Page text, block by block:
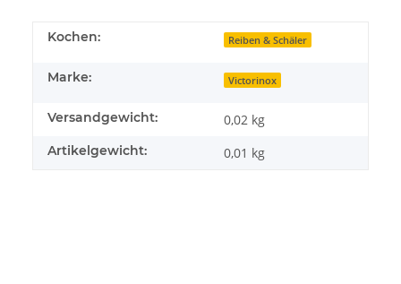
Kochen: Reiben & Schäler
Marke: Victorinox
Versandgewicht: 0,02 kg
Artikelgewicht: 0,01 kg